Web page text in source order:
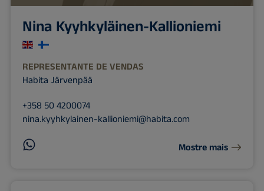
Nina Kyyhkyläinen-Kallioniemi
REPRESENTANTE DE VENDAS
Habita Järvenpää
+358 50 4200074
nina.kyyhkylainen-kallioniemi@habita.com
Mostre mais